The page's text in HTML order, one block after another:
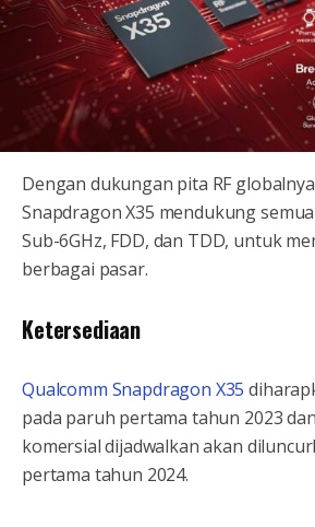
Dengan dukungan pita RF
Snapdragon X35 mendukung
Sub-6GHz, FDD, dan TDD, untuk
berbagai pasar.
Ketersediaan
Qualcomm Snapdragon X35
pada paruh pertama tahun 2023
komersial dijadwalkan akan
pertama tahun 2024.